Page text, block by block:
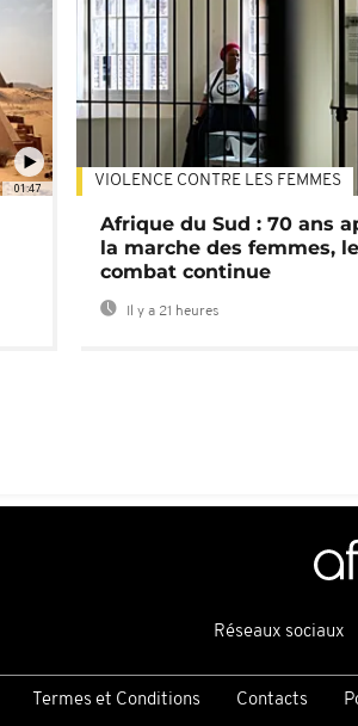
01:47 VIOLENCE CONTRE LES FEMMES
Afrique du Sud : 70 ans
la marche des femmes, le
combat continue
Il y a 21 heures
Réseaux sociaux
Termes et Conditions Contacts